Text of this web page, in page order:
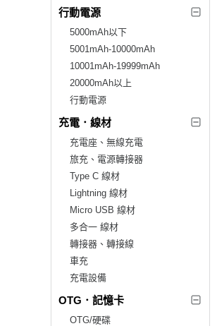
行動電源
5000mAh以下
5001mAh-10000mAh
10001mAh-19999mAh
20000mAh以上
行動電源
充電．線材
充電座、無線充電
旅充、電源轉接器
Type C 線材
Lightning 線材
Micro USB 線材
多合一 線材
轉接器、轉接線
車充
充電設備
OTG．記憶卡
OTG/硬碟